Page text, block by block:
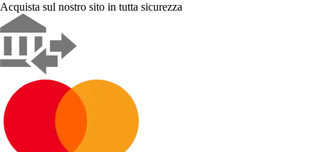
Acquista sul nostro sito in tutta sicurezza